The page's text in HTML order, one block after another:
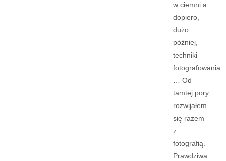
w ciemni a
dopiero,
dużo
później,
techniki
fotografowania
… Od
tamtej pory
rozwijałem
się razem
z
fotografią.
Prawdziwa